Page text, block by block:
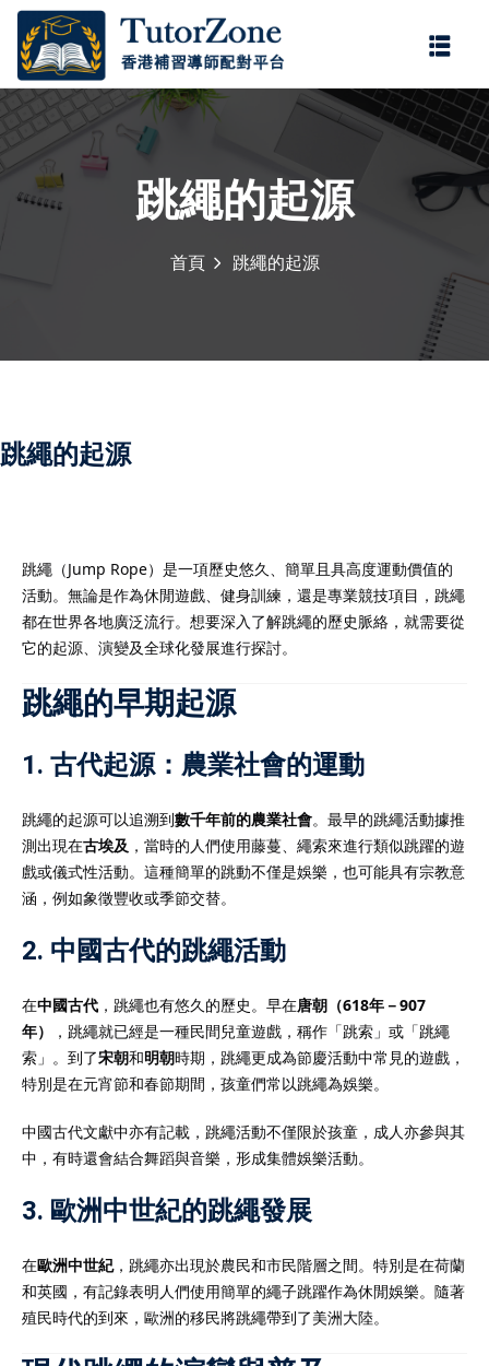
跳繩的起源
首頁 跳繩的起源
跳繩的起源
跳繩（Jump Rope）是一項歷史悠久、簡單且具高度運動價值的
活動。無論是作為休閒遊戲、健身訓練，還是專業競技項目，跳繩
都在世界各地廣泛流行。想要深入了解跳繩的歷史脈絡，就需要從
它的起源、演變及全球化發展進行探討。
跳繩的早期起源
1. 古代起源：農業社會的運動
跳繩的起源可以追溯到數千年前的農業社會。最早的跳繩活動據推
測出現在古埃及 ，當時的人們使用藤蔓、繩索來進行類似跳躍的遊
戲或儀式性活動。這種簡單的跳動不僅是娛樂，也可能具有宗教意
涵，例如象徵豐收或季節交替。
2. 中國古代的跳繩活動
在中國古代 ，跳繩也有悠久的歷史。早在唐朝（618年－907
年）
，跳繩就已經是一種民間兒童遊戲，稱作「跳索」或「跳繩
索」。到了宋朝和明朝時期，跳繩更成為節慶活動中常見的遊戲，
特別是在元宵節和春節期間，孩童們常以跳繩為娛樂。
中國古代文獻中亦有記載，跳繩活動不僅限於孩童，成人亦參與其
中，有時還會結合舞蹈與音樂，形成集體娛樂活動。
3. 歐洲中世紀的跳繩發展
在歐洲中世紀，跳繩亦出現於農民和市民階層之間。特別是在荷蘭
和英國，有記錄表明人們使用簡單的繩子跳躍作為休閒娛樂。隨著
殖民時代的到來，歐洲的移民將跳繩帶到了美洲大陸。
登錄